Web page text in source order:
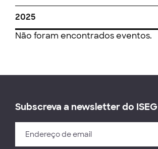
2025
Não foram encontrados eventos.
Subscreva a newsletter do ISEG